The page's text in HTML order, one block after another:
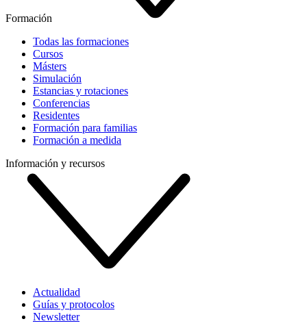
Formación
Todas las formaciones
Cursos
Másters
Simulación
Estancias y rotaciones
Conferencias
Residentes
Formación para familias
Formación a medida
Información y recursos
Actualidad
Guías y protocolos
Newsletter